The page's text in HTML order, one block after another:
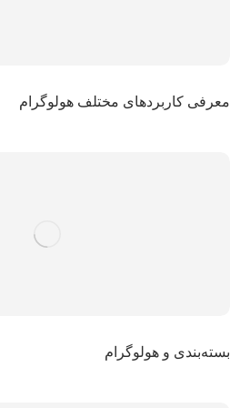
معرفی کاربردهای مختلف هولوگرام
بسته‌بندی و هولوگرام